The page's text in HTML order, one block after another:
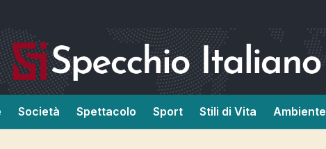
Società Spettacolo Sport Stili di Vita Ambiente